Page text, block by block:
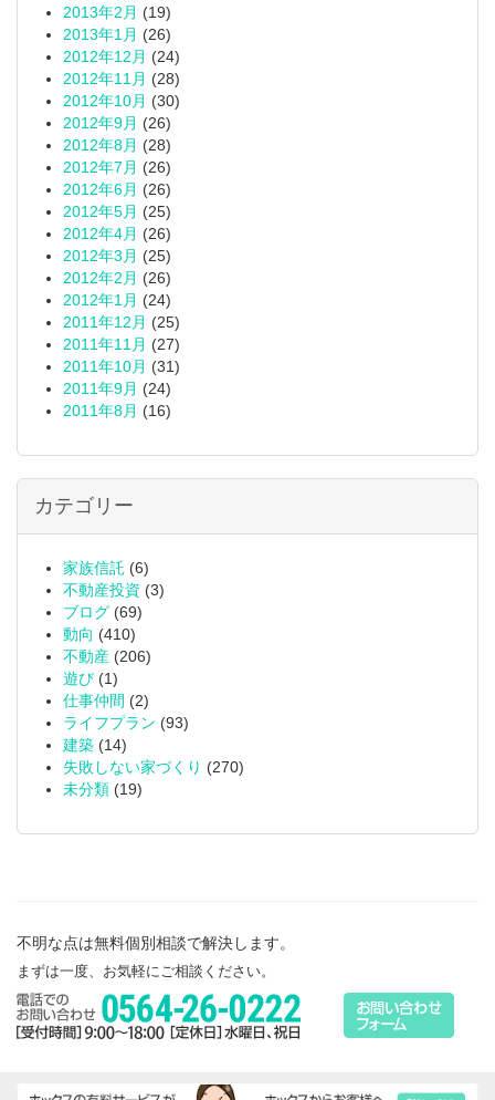
2013年2月 (19)
2013年1月 (26)
2012年12月 (24)
2012年11月 (28)
2012年10月 (30)
2012年9月 (26)
2012年8月 (28)
2012年7月 (26)
2012年6月 (26)
2012年5月 (25)
2012年4月 (26)
2012年3月 (25)
2012年2月 (26)
2012年1月 (24)
2011年12月 (25)
2011年11月 (27)
2011年10月 (31)
2011年9月 (24)
2011年8月 (16)
カテゴリー
家族信託 (6)
不動産投資 (3)
ブログ (69)
動向 (410)
不動産 (206)
遊び (1)
仕事仲間 (2)
ライフプラン (93)
建築 (14)
失敗しない家づくり (270)
未分類 (19)
不明な点は無料個別相談で解決します。
まずは一度、お気軽にご相談ください。